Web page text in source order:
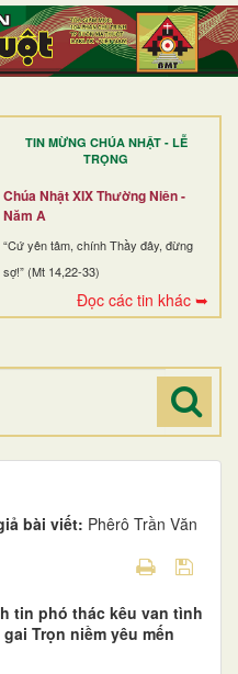
TIN MỪNG CHÚA NHẬT - LỄ
TRỌNG
Chúa Nhật XIX Thường Niên -
Năm A
“Cứ yên tâm, chính Thầy đây, đừng
sợ!” (Mt 14,22-33)
Đọc các tin khác ➥
bài viết: Phêrô Trần Văn
tin phó thác kêu van tình
Trọn niềm yêu mến